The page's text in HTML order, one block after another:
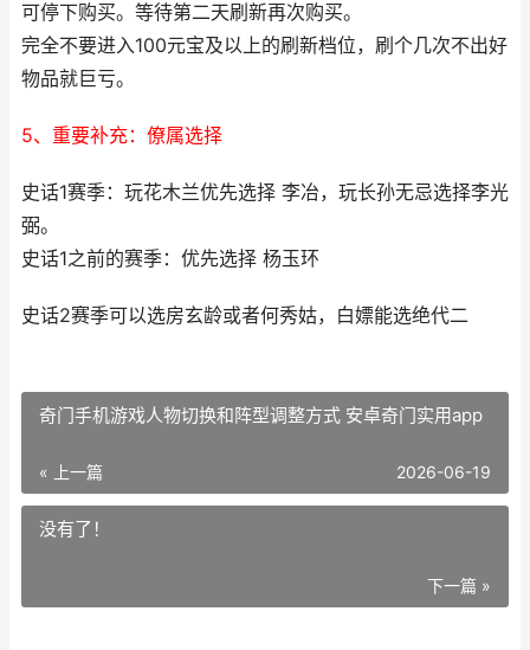
可停下购买。等待第二天刷新再次购买。
完全不要进入100元宝及以上的刷新档位，刷个几次不出好
物品就巨亏。
5、重要补充：僚属选择
史话1赛季：玩花木兰优先选择 李冶，玩长孙无忌选择李光
弼。
史话1之前的赛季：优先选择 杨玉环
史话2赛季可以选房玄龄或者何秀姑，白嫖能选绝代二
奇门手机游戏人物切换和阵型调整方式 安卓奇门实用app
« 上一篇 2026-06-19
没有了！
下一篇 »